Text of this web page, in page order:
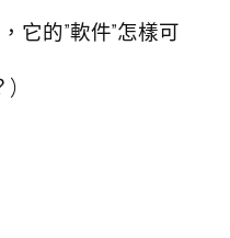
它的”軟件”怎樣可
)